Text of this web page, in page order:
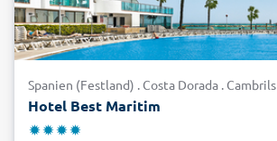
Spanien (Festland) . Costa Dorada . Cambrils
Hotel Best Maritim